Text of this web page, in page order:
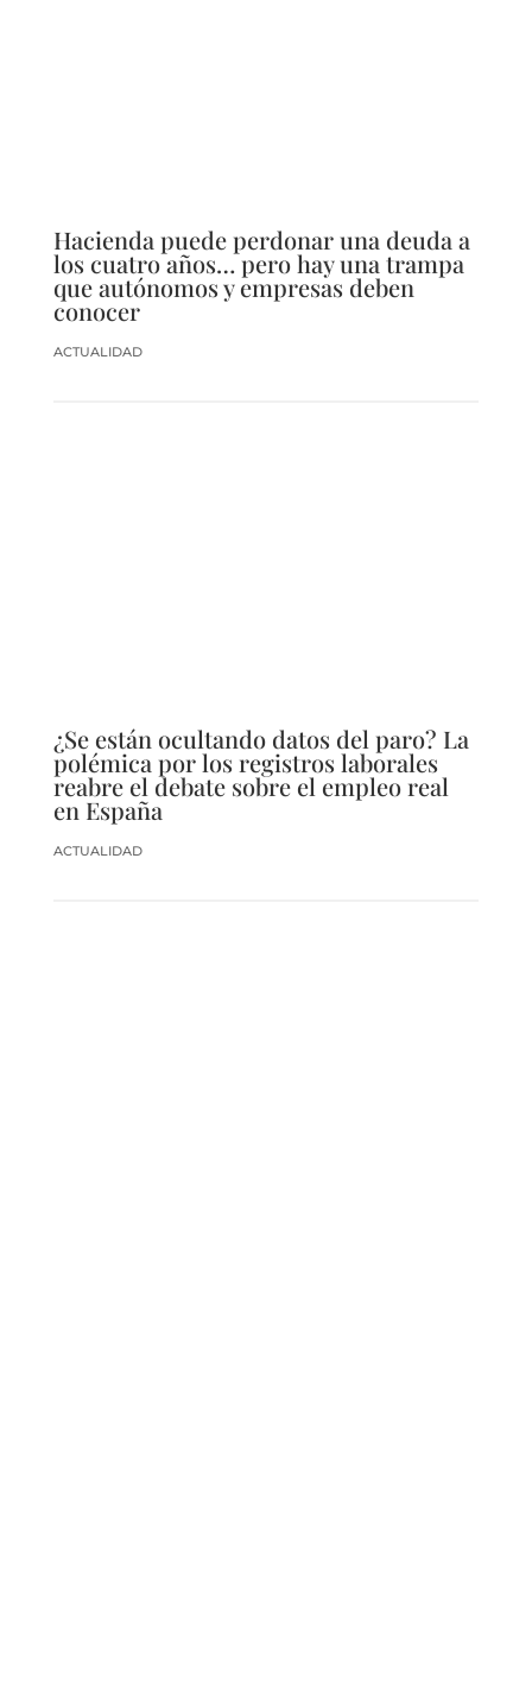
Hacienda puede perdonar una deuda a
los cuatro años… pero hay una trampa
que autónomos y empresas deben
conocer
ACTUALIDAD
¿Se están ocultando datos del paro? La
polémica por los registros laborales
reabre el debate sobre el empleo real
en España
ACTUALIDAD